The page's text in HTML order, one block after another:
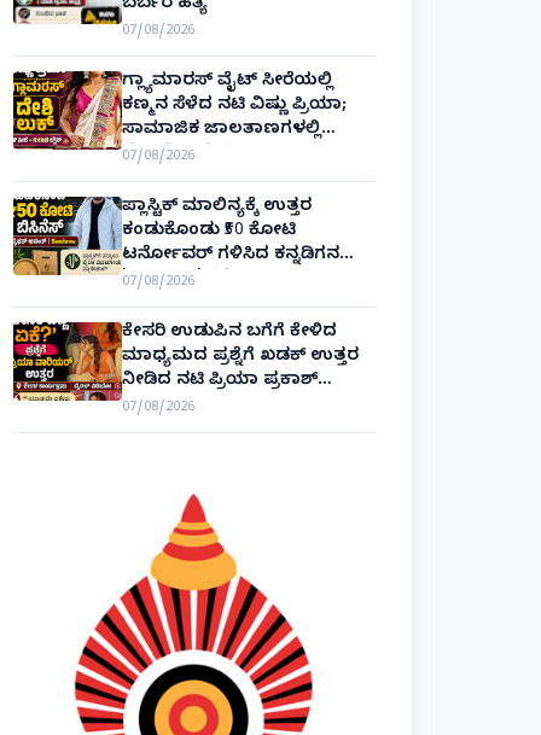
ಬರ್ಬರ ಹತ್ಯೆ
07/08/2026
ಗ್ಲ್ಯಾಮಾರಸ್ ವೈಟ್‌ ಸೀರೆಯಲ್ಲಿ
ಕಣ್ಮನ ಸೆಳೆದ ನಟಿ ವಿಷ್ಣು ಪ್ರಿಯಾ;
ಸಾಮಾಜಿಕ ಜಾಲತಾಣಗಳಲ್ಲಿ
ಫೋಟೋ ವೈರಲ್!
07/08/2026
ಪ್ಲಾಸ್ಟಿಕ್ ಮಾಲಿನ್ಯಕ್ಕೆ ಉತ್ತರ
ಕಂಡುಕೊಂಡು ₹50 ಕೋಟಿ
ಟರ್ನೋವರ್ ಗಳಿಸಿದ ಕನ್ನಡಿಗನ
'ಬ್ಯಾಂಬ್ರೂ' ಕಥೆ!
07/08/2026
ಕೇಸರಿ ಉಡುಪಿನ ಬಗೆಗೆ ಕೇಳಿದ
ಮಾಧ್ಯಮದ ಪ್ರಶ್ನೆಗೆ ಖಡಕ್ ಉತ್ತರ
ನೀಡಿದ ನಟಿ ಪ್ರಿಯಾ ಪ್ರಕಾಶ್
ವಾರಿಯರ್! Priya Prakash Varrier
07/08/2026